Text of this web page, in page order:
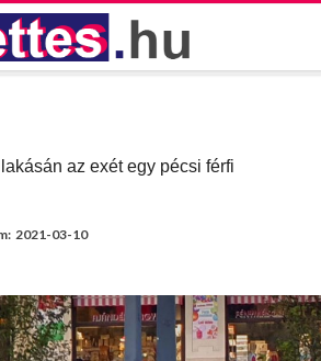
az exét egy pécsi férfi
2021-03-10